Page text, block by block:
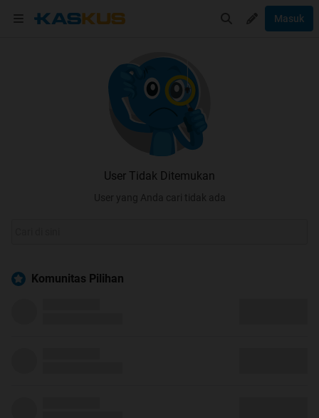
Masuk
User Tidak Ditemukan
User yang Anda cari tidak ada
Komunitas Pilihan